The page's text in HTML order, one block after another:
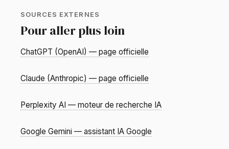
SOURCES EXTERNES
Pour aller plus loin
ChatGPT (OpenAI) — page officielle
Claude (Anthropic) — page officielle
Perplexity AI — moteur de recherche IA
Google Gemini — assistant IA Google